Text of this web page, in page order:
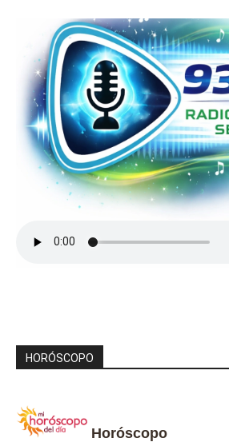
HORÓSCOPO
Horóscopo